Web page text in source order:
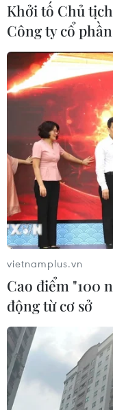
Khởi tố Chủ
Công ty cổ
vietnamplus.vn
Cao điểm "100
động từ cơ sở